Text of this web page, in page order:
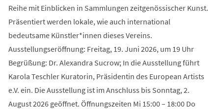
Reihe mit Einblicken in Sammlungen zeitgenössischer Kunst.
Präsentiert werden lokale, wie auch international
bedeutsame Künstler*innen dieses Vereins.
Ausstellungseröffnung: Freitag, 19. Juni 2026, um 19 Uhr
Begrüßung: Dr. Alexandra Sucrow; In die Ausstellung führt
Karola Teschler Kuratorin, Präsidentin des European Artists
e.V. ein. Die Ausstellung ist im Anschluss bis Sonntag, 2.
August 2026 geöffnet. Öffnungszeiten Mi 15:00 – 18:00 Do